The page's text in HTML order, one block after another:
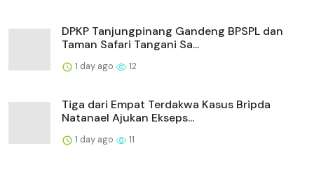
DPKP Tanjungpinang Gandeng BPSPL dan
Taman Safari Tangani Sa...
1 day ago 12
Tiga dari Empat Terdakwa Kasus Bripda
Natanael Ajukan Ekseps...
1 day ago 11